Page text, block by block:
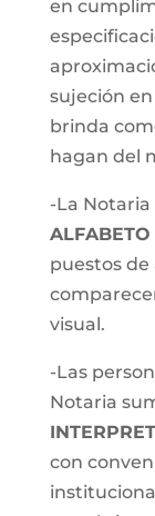
en
sujeción
brinda
hagan del
-La
ALFABETO
puestos
visual.
-Las
Notaria
con